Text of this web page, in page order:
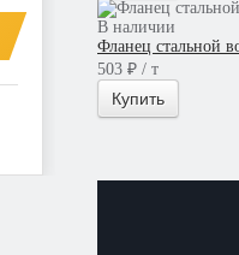
В наличии
Фланец стальной
503 ₽ / т
Купить